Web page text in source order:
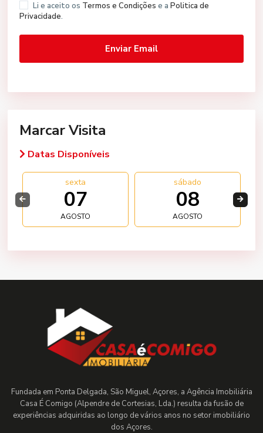
Li e aceito os Termos e Condições e a Politica de
Privacidade.
Marcar Visita
Datas Disponíveis
sexta
07
AGOSTO
sábado
08
AGOSTO
Fundada em Ponta Delgada, São Miguel, Açores, a Agência Imobiliária
Casa É Comigo (Alpendre de Cortesias, Lda.) resulta da fusão de
experiências adquiridas ao longo de vários anos no setor imobiliário
dos Açores.